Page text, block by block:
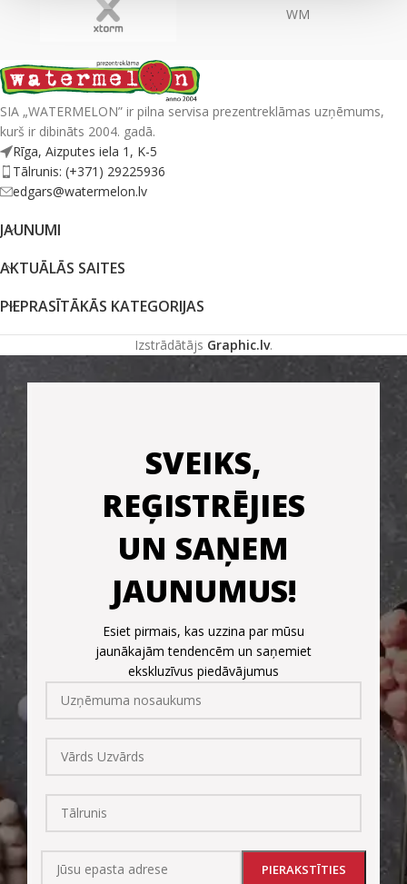
WM
SIA „WATERMELON” ir pilna servisa prezentreklāmas uzņēmums,
kurš ir dibināts 2004. gadā.
Rīga, Aizputes iela 1, K-5
Tālrunis: (+371) 29225936
edgars@watermelon.lv
JAUNUMI
AKTUĀLĀS SAITES
PIEPRASĪTĀKĀS KATEGORIJAS
Izstrādātājs Graphic.lv.
SVEIKS,
REĢISTRĒJIES
UN SAŅEM
JAUNUMUS!
Esiet pirmais, kas uzzina par mūsu
jaunākajām tendencēm un saņemiet
ekskluzīvus piedāvājumus